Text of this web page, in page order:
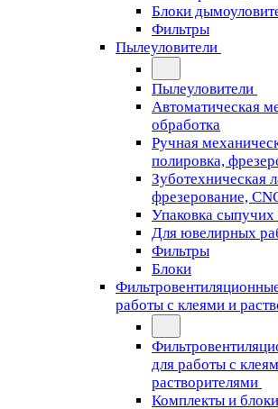
Блоки
Фильтры
Пылеуловители
Пылеуловители
Автоматическая
обработка
Ручная
полировка,
Зуботехническая
фрезерование,
Упаковка сыпучих
Для ювелирных
Фильтры
Блоки
работы с клеями и
для работы с
растворителями
Комплекты и блоки